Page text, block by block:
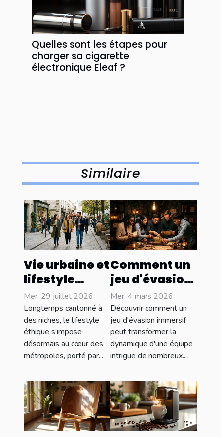
Quelles sont les étapes pour
charger sa cigarette
électronique Eleaf ?
Similaire
Vie urbaine et
lifestyle
éthique :
concilier
style et
conscience
sociale
Mer. 29 juillet 2026
Longtemps cantonné à
des niches, le lifestyle
éthique s’impose
désormais au cœur des
métropoles, porté par...
Comment un
jeu d'évasion
immersif
renforce-t-il
les liens
d'équipe ?
Mer. 4 mars 2026
Découvrir comment un
jeu d'évasion immersif
peut transformer la
dynamique d'une équipe
intrigue de nombreux...